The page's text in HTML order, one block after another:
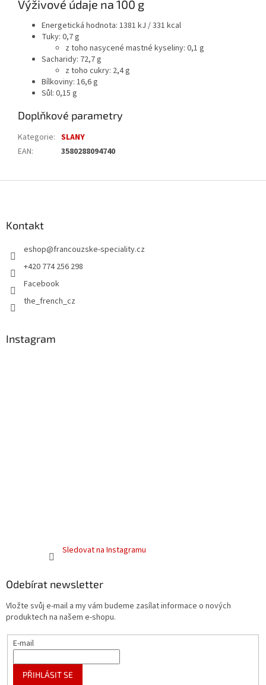
Výživové údaje na 100 g
Energetická hodnota: 1381 kJ / 331 kcal
Tuky: 0,7 g
z toho nasycené mastné kyseliny: 0,1 g
Sacharidy: 72,7 g
z toho cukry: 2,4 g
Bílkoviny: 16,6 g
Sůl: 0,15 g
Doplňkové parametry
Kategorie: SLANY
EAN: 3580288094740
Kontakt
eshop@francouzske-speciality.cz
+420 774 256 298
Facebook
the_french_cz
Instagram
Sledovat na Instagramu
Odebírat newsletter
Vložte svůj e-mail a my vám budeme zasílat informace o nových
produktech na našem e-shopu.
E-mail
PŘIHLÁSIT SE